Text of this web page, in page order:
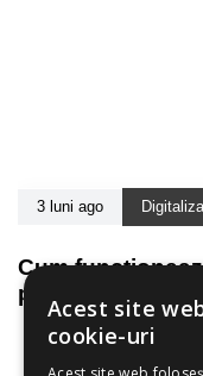
3 luni ago
Cum
pe tableta
Acest site
cookie-uri